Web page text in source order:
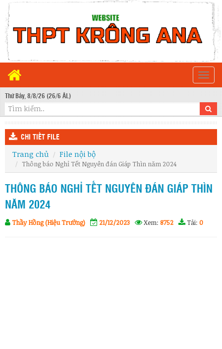
Thứ Bảy, 8/8/26 (26/6 ÂL)
CHI TIẾT FILE
Trang chủ File nội bộ
Thông báo Nghỉ Tết Nguyên đán Giáp Thìn năm 2024
THÔNG BÁO NGHỈ TẾT NGUYÊN ĐÁN GIÁP THÌN
NĂM 2024
Thầy Hồng (Hiệu Trưởng) 21/12/2023 Xem: 8752 Tải: 0